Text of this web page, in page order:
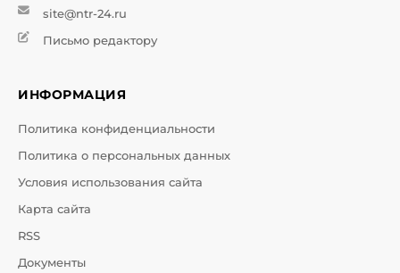
site@ntr-24.ru
Письмо редактору
ИНФОРМАЦИЯ
Политика конфиденциальности
Политика о персональных данных
Условия использования сайта
Карта сайта
RSS
Документы